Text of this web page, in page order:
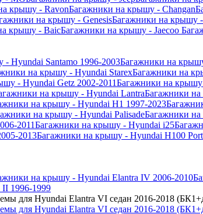
крышу - RavonБагажники на крышу - Changan
на крышу - GenesisБагажники на крышу
крышу - BaicБагажники на крышу - Jaecoo
Hyundai Santamo 1996-2003Багажники на
на крышу - Hyundai StarexБагажники на
- Hyundai Getz 2002-2011Багажники на
на крышу - Hyundai LantraБагажники
на крышу - Hyundai H1 1997-2023
на крышу - Hyundai PalisadeБагажники
2011Багажники на крышу - Hyundai i25
2013Багажники на крышу - Hyundai H100
на крышу - Hyundai Elantra IV 2006-2010
1996-1999
для Hyundai Elantra VI седан 2016-2018